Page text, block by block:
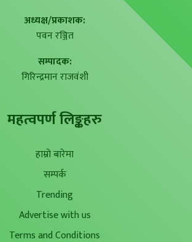
अध्यक्ष/प्रकाशक:
पवन रञ्जित
सम्पादक:
गिरिन्द्रमान राजवंशी
महत्वपर्ण लिङ्कहरु
हाम्रो बारेमा
सम्पर्क
Trending
Advertise with us
Terms and Conditions